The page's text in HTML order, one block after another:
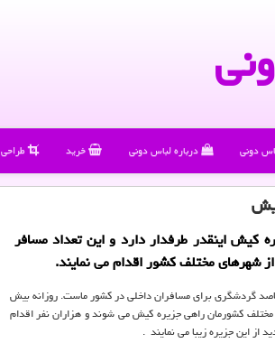
دونی درباره لباس دونی خرید طراحی
كیش اینقدر طرفدار دارد و این تعداد مسافر
شهرهای مختلف كشور اقدام می نمایند.
گردشگری برای مسافران داخلی در کشور ماست. روزانه بیش
مختلف کشورمان راهی جزیره کیش می شوند و هزاران نفر اقدام
از این جزیره زیبا می نمایند .